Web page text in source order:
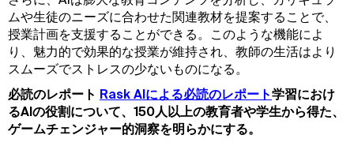
ムや生徒のニーズに合わせた関連教材を提案することで、
授業計画を支援することができる。このような機能によ
り、魅力的で効果的な授業が維持され、教師の生活はより
スムーズでストレスの少ないものになる。
必読のレポート Rask AIによる必読のレポート学習におけ
るAIの役割について、150人以上の教育者や学生から得た、
ゲームチェンジャー的洞察を明らかにする。